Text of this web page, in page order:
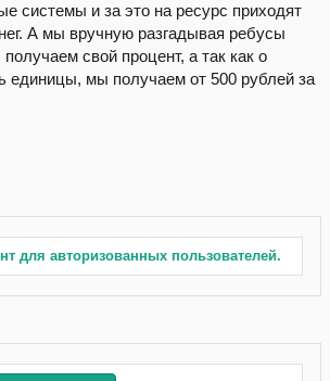
системы и за это на ресурс приходят
А мы вручную разгадывая ребусы
свой процент, а так как о
единицы, мы получаем от 500 рублей за
для авторизованных пользователей.